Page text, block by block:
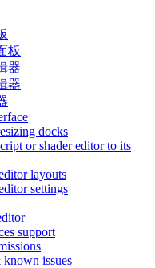
板
器
器
docks
or shader editor to its
layouts
settings
support
issues